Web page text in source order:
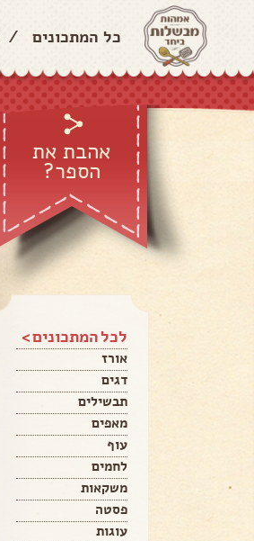
כל המתכונים /
אהבת את
הספר?
לכל המתכונים >
אורז
דגים
תבשילים
מאפים
עוף
לחמים
משקאות
פסטה
עוגות